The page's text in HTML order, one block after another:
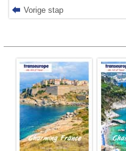
Vorige stap